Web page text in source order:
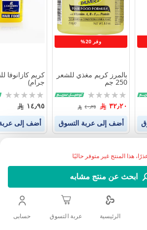
هذا المنتج غير متوفر حاليًا
ابحث عن منتج مشابه
المنتجات
وفر 20%
بين
المنتجات
بالمرز كريم مغذي للشعر
250 جم
Rating:
0%
٣٢٫٢٠ ٤٠٫٢٥
أضف إلى عربة التسوق
جرام)
Rating:
0%
١٤٫٩٥
أضف إلى
الرئيسية عربة التسوق حسابى